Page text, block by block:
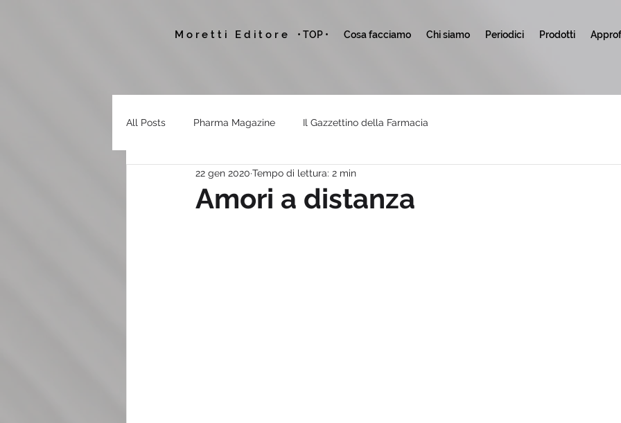
Moretti Editore • TOP • Cosa facciamo Chi siamo Periodici Prodotti
All Posts Pharma Magazine Il Gazzettino della Farmacia
Amori a distanza
22 gen 2020 Tempo di lettura: 2 min